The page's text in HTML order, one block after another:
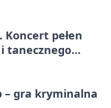
pełen
tanecznego
– gra kryminalna